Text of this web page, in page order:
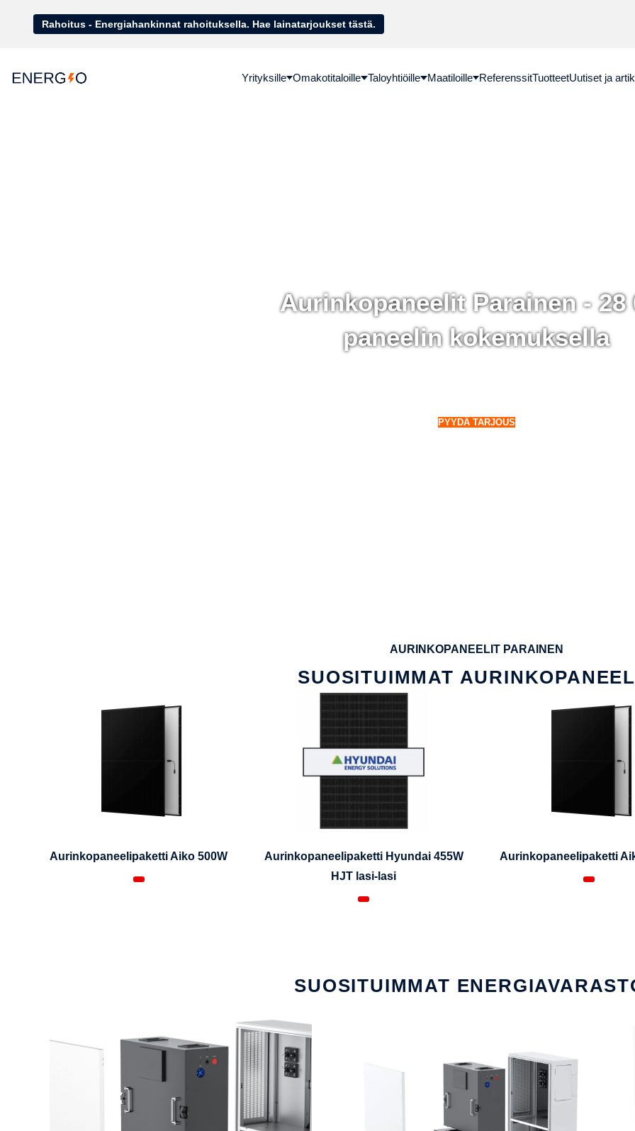
Rahoitus - Energiahankinnat rahoituksella. Hae lainatarjoukset tästä.
Yrityksille Omakotitaloille Taloyhtiöille Maatiloille ReferenssitTuotteetUutiset ja
Aurinkopaneelit Parainen - 28
paneelin kokemuksella
PYYDÄ TARJOUS
AURINKOPANEELIT PARAINEN
SUOSITUIMMAT
Aurinkopaneelipaketti Aiko 500W
Aurinkopaneelipaketti Hyundai 455W
HJT lasi-lasi
Aurinkopaneelipaketti
SUOSITUIMMAT